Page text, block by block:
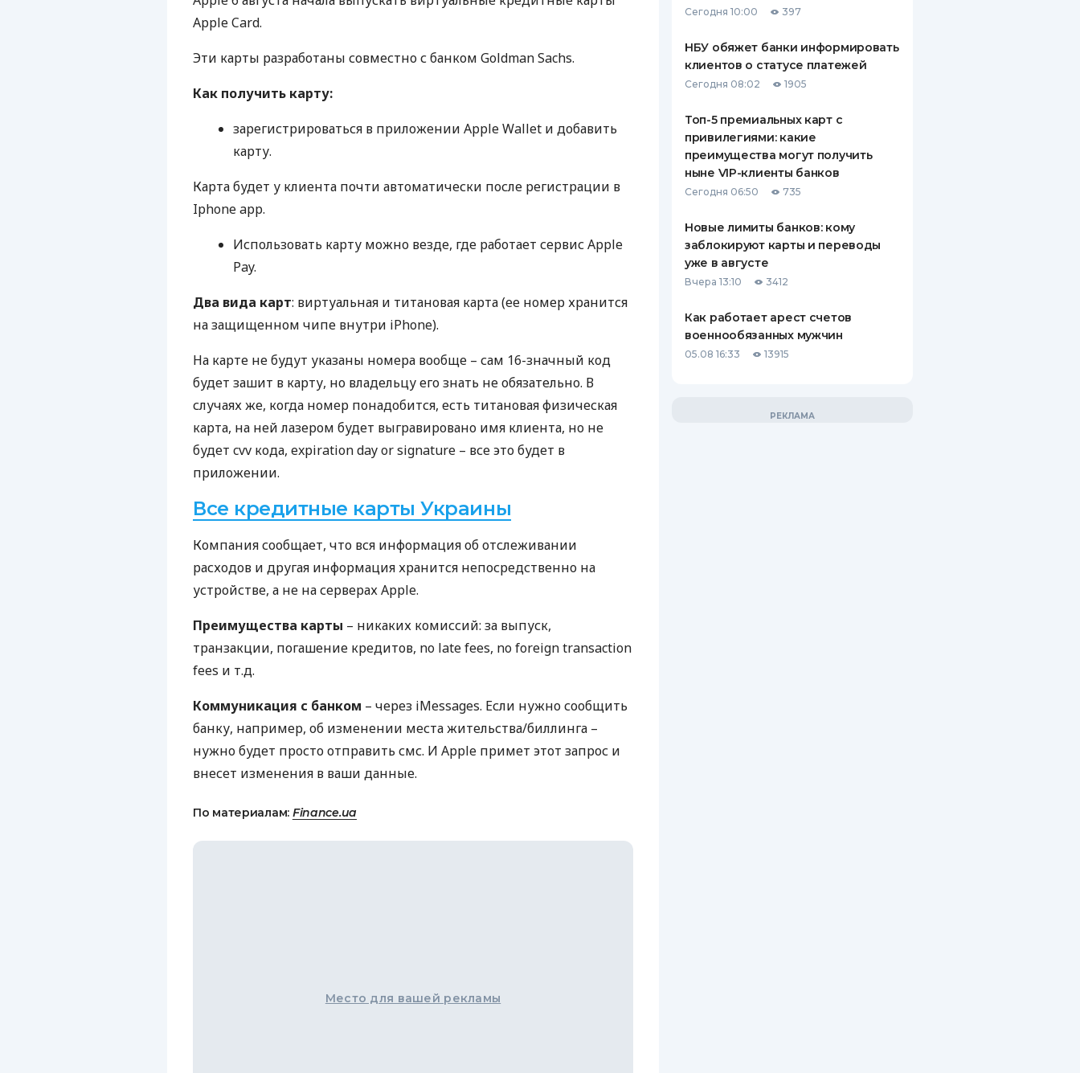
СТРАХОВАНИЮ
ВСЕ СТРАХОВЫЕ ПОЛИСЫ
ОТЗЫВЫ О СТРАХОВЫХ
КОМПАНИЯХ
Apple Card.
Эти карты разработаны совместно с банком Goldman Sachs.
Как получить карту:
зарегистрироваться в приложении Apple Wallet и добавить
карту.
Карта будет у клиента почти автоматически после регистрации в
Iphone app.
Использовать карту можно везде, где работает сервис Apple
Pay.
Два вида карт: виртуальная и титановая карта (ее номер хранится
на защищенном чипе внутри iPhone).
На карте не будут указаны номера вообще – сам 16-значный код
будет зашит в карту, но владельцу его знать не обязательно. В
случаях же, когда номер понадобится, есть титановая физическая
карта, на ней лазером будет выгравировано имя клиента, но не
будет cvv кода, expiration day or signature – все это будет в
приложении.
Все кредитные карты Украины
Компания сообщает, что вся информация об отслеживании
расходов и другая информация хранится непосредственно на
устройстве, а не на серверах Apple.
Преимущества карты – никаких комиссий: за выпуск,
транзакции, погашение кредитов, no late fees, no foreign transaction
fees и т.д.
Коммуникация с банком – через iMessages. Если нужно сообщить
банку, например, об изменении места жительства/биллинга –
нужно будет просто отправить смс. И Apple примет этот запрос и
внесет изменения в ваши данные.
По материалам: Finance.ua
Место для вашей рекламы
Сегодня 10:00 397
НБУ обяжет банки информировать
клиентов о статусе платежей
Сегодня 08:02 1905
Топ-5 премиальных карт с
привилегиями: какие
преимущества могут получить
ныне VIP-клиенты банков
Сегодня 06:50 735
Новые лимиты банков: кому
заблокируют карты и переводы
уже в августе
Вчера 13:10 3412
Как работает арест счетов
военнообязанных мужчин
05.08 16:33 13915